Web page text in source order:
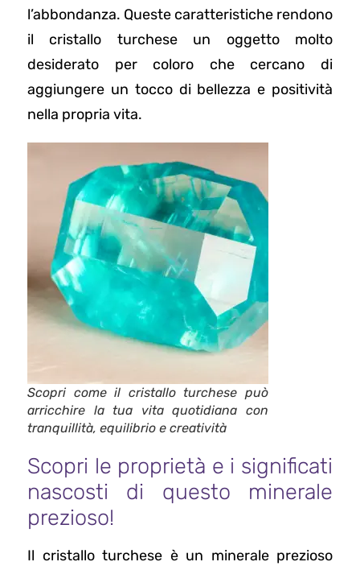
l’abbondanza. Queste caratteristiche rendono
il cristallo turchese un oggetto molto
desiderato per coloro che cercano di
aggiungere un tocco di bellezza e positività
nella propria vita.
Scopri come il cristallo turchese può
arricchire la tua vita quotidiana con
tranquillità, equilibrio e creatività
Scopri le proprietà e i significati
nascosti di questo minerale
prezioso!
Il cristallo turchese è un minerale prezioso